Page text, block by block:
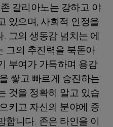
갈리아노는 강하고 야
있으며, 사회적 인정을
그의 생동감 넘치는 에
그의 추진력을 북돋아
부여가 가득하며 용감
쌓고 빠르게 승진하는
것을 정확히 알고 있습
키고 자신의 분야에 중
합니다. 존은 타인을 이